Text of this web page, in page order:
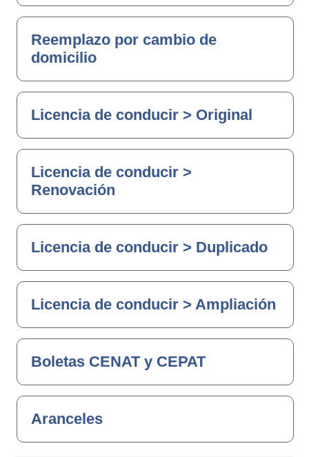
Reemplazo por cambio de
domicilio
Licencia de conducir > Original
Licencia de conducir >
Renovación
Licencia de conducir > Duplicado
Licencia de conducir > Ampliación
Boletas CENAT y CEPAT
Aranceles